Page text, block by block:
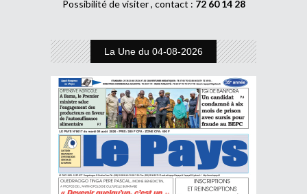
Possibilité de visiter , contact : 72 60 14 28
La Une du 04-08-2026